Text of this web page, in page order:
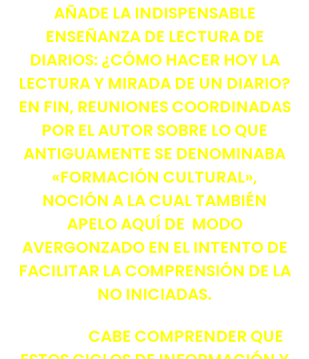
AÑADE LA INDISPENSABLE
ENSEÑANZA DE LECTURA DE
DIARIOS: ¿CÓMO HACER HOY LA
LECTURA Y MIRADA DE UN DIARIO?
EN FIN, REUNIONES COORDINADAS
POR EL AUTOR SOBRE LO QUE
ANTIGUAMENTE SE DENOMINABA
«FORMACIÓN CULTURAL»,
NOCIÓN A LA CUAL TAMBIÉN
APELO AQUÍ DE MODO
AVERGONZADO EN EL INTENTO DE
FACILITAR LA COMPRENSIÓN DE LA
NO INICIADAS.
CABE COMPRENDER QUE